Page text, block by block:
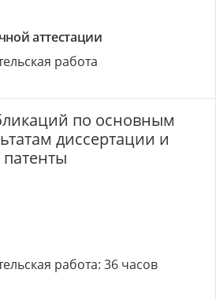
аттестации
работа
по основным
диссертации и
работа: 36 часов